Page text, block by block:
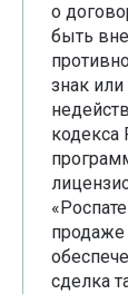
о
быть
знак или
сделка